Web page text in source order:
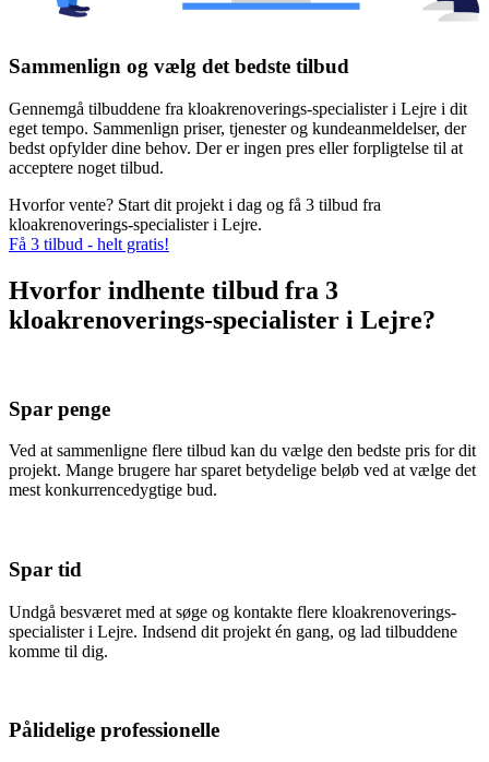
Sammenlign og vælg det bedste tilbud
Gennemgå tilbuddene fra kloakrenoverings-specialister i Lejre i dit
eget tempo. Sammenlign priser, tjenester og kundeanmeldelser, der
bedst opfylder dine behov. Der er ingen pres eller forpligtelse til at
acceptere noget tilbud.
Hvorfor vente? Start dit projekt i dag og få 3 tilbud fra
kloakrenoverings-specialister i Lejre.
Få 3 tilbud - helt gratis!
Hvorfor indhente tilbud fra 3
kloakrenoverings-specialister i Lejre?
Spar penge
Ved at sammenligne flere tilbud kan du vælge den bedste pris for dit
projekt. Mange brugere har sparet betydelige beløb ved at vælge det
mest konkurrencedygtige bud.
Spar tid
Undgå besværet med at søge og kontakte flere kloakrenoverings-
specialister i Lejre. Indsend dit projekt én gang, og lad tilbuddene
komme til dig.
Pålidelige professionelle